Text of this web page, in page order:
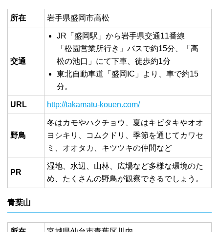
所在 岩手県盛岡市高松
交通
JR「盛岡駅」から岩手県交通11番線
「松園営業所行き」バスで約15分、「高
松の池口」にて下車、徒歩約1分
東北自動車道「盛岡IC」より、車で約15
分。
URL http://takamatu-kouen.com/
野鳥
冬はカモやハクチョウ、夏はキビタキやオオ
ヨシキリ、コムクドリ、季節を通じてカワセ
ミ、オオタカ、キツツキの仲間など
PR
湿地、水辺、山林、広場など多様な環境のた
め、たくさんの野鳥が観察できるでしょう。
青葉山